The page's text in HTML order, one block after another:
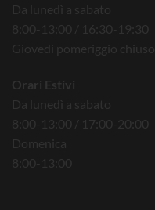
Da lunedì a sabato
8:00-13:00 / 16:30-19:30
Giovedì pomeriggio chiuso
Orari Estivi
Da lunedì a sabato
8:00-13:00 / 17:00-20:00
Domenica
8:00-13:00